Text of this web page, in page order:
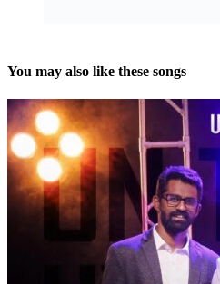
You may also like these songs